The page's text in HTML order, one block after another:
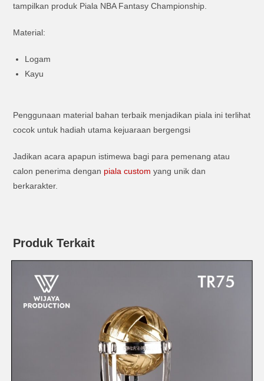
tampilkan produk Piala NBA Fantasy Championship.
Material:
Logam
Kayu
Penggunaan material bahan terbaik menjadikan piala ini terlihat
cocok untuk hadiah utama kejuaraan bergengsi
Jadikan acara apapun istimewa bagi para pemenang atau
calon penerima dengan piala custom yang unik dan
berkarakter.
Produk Terkait